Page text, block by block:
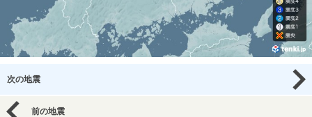
次の地震
前の地震